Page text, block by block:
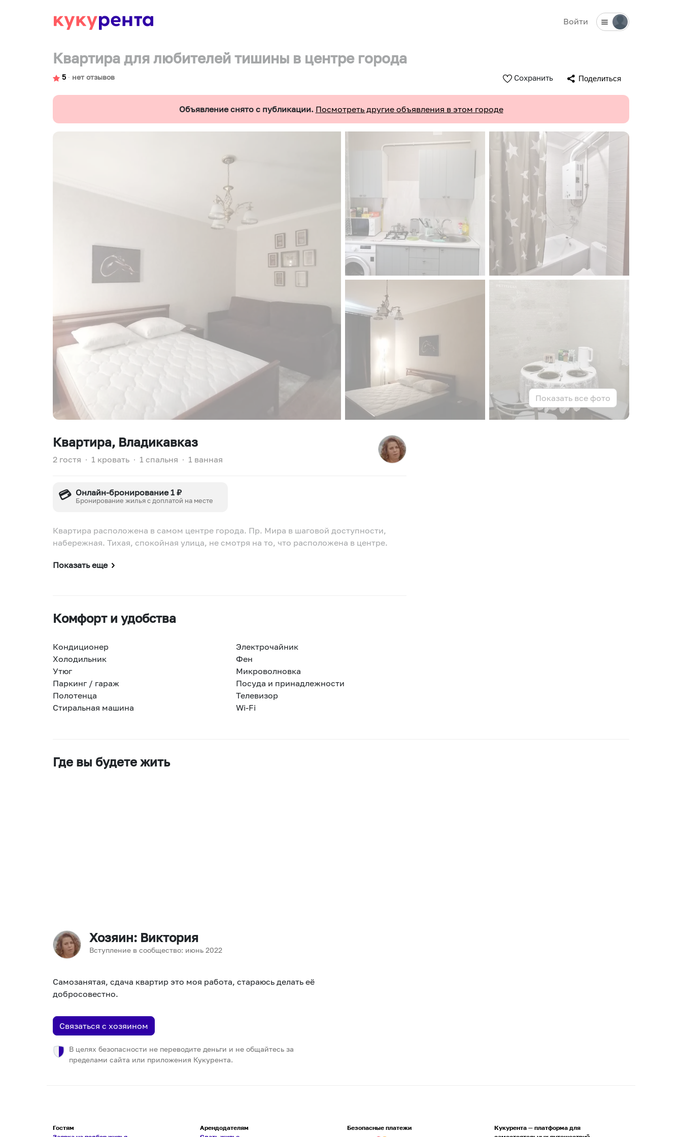
Войти
Квартира для любителей тишины в центре города
5 ∙ нет отзывов Сохранить Поделиться
Объявление снято с публикации. Посмотреть другие объявления в этом городе
Показать все фото
Квартира, Владикавказ
2 гостя ∙ 1 кровать ∙ 1 спальня ∙ 1 ванная
💳 Онлайн-бронирование 1 ₽
Бронирование жилья с доплатой на месте
Квартира расположена в самом центре города. Пр. Мира в шаговой доступности,
набережная. Тихая, спокойная улица, не смотря на то, что расположена в центре.
Показать еще
Комфорт и удобства
Кондиционер
Электрочайник
Холодильник
Фен
Утюг
Микроволновка
Паркинг / гараж
Посуда и принадлежности
Полотенца
Телевизор
Стиральная машина
Wi-Fi
Где вы будете жить
Хозяин: Виктория
Вступление в сообщество: июнь 2022
Самозанятая, сдача квартир это моя работа, стараюсь делать её
добросовестно.
Связаться с хозяином
В целях безопасности не переводите деньги и не общайтесь за
пределами сайта или приложения Кукурента.
Гостям
Арендодателям
Безопасные платежи
Кукурента — платформа для